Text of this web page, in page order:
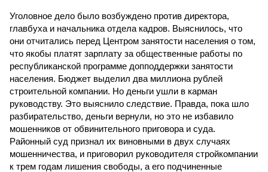
Уголовное дело было возбуждено против директора,
главбуха и начальника отдела кадров. Выяснилось, что
они отчитались перед Центром занятости населения о том,
что якобы платят зарплату за общественные работы по
республиканской программе допподдержки занятости
населения. Бюджет выделил два миллиона рублей
строительной компании. Но деньги ушли в карман
руководству. Это выяснило следствие. Правда, пока шло
разбирательство, деньги вернули, но это не избавило
мошенников от обвинительного приговора и суда.
Районный суд признал их виновными в двух случаях
мошенничества, и приговорил руководителя стройкомпании
к трем годам лишения свободы, а его подчиненные